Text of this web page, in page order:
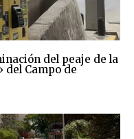
del peaje de la
del Campo de